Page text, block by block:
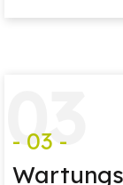
03
- 03 -